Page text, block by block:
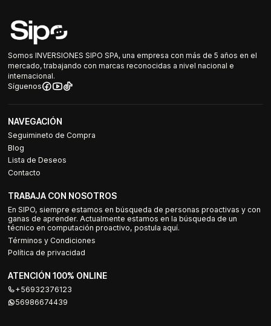
Somos INVERSIONES SIPO SPA, una empresa con más de 5 años en el
mercado, trabajando con marcas reconocidas a nivel nacional e
internacional.
Síguenos
NAVEGACIÓN
Seguimineto de Compra
Blog
Lista de Deseos
Contacto
TRABAJA CON NOSOTROS
En SIPO, siempre estamos en búsqueda de personas proactivas y con
ganas de aprender. Actualmente estamos en la búsqueda de un
técnico en computación proactivo, postula aquí.
Términos y Condiciones
Política de privacidad
ATENCIÓN 100% ONLINE
+56932376123
56986674439